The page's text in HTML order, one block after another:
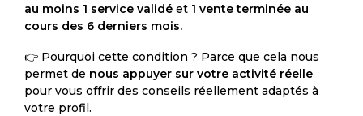
au moins 1 service validé et 1 vente terminée au
cours des 6 derniers mois.
👉 Pourquoi cette condition ? Parce que cela nous
permet de nous appuyer sur votre activité réelle
pour vous offrir des conseils réellement adaptés à
votre profil.